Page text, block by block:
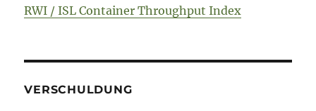
RWI / ISL Container Throughput Index
VERSCHULDUNG